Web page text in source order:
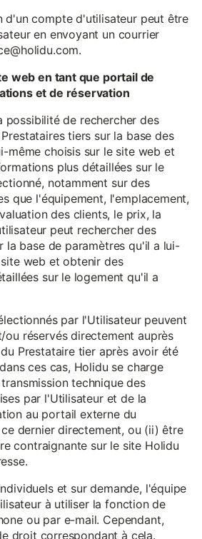
d'un compte d'utilisateur peut être
en envoyant un courrier
web en tant que portail de
et de réservation
possibilité de rechercher des
tiers sur la base des
même choisis sur le site web et
plus détaillées sur le
notamment sur des
que l'équipement, l'emplacement,
des clients, le prix, la
peut rechercher des
la base de paramètres qu'il a lui-
web et obtenir des
sur le logement qu'il a
par l'Utilisateur peuvent
ou réservés directement auprès
Prestataire tier après avoir été
ces cas, Holidu se charge
technique des
par l'Utilisateur et de la
au portail externe du
dernier directement, ou (ii) être
contraignante sur le site Holidu
et sur demande, l'équipe
à utiliser la fonction de
ou par e-mail. Cependant,
droit correspondant à cela.